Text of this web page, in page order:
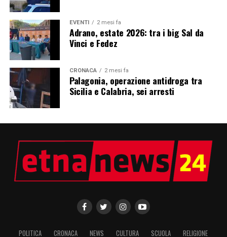
EVENTI 2 mesi fa
Adrano, estate 2026: tra i big Sal da
Vinci e Fedez
CRONACA 2 mesi fa
Palagonia, operazione antidroga tra
Sicilia e Calabria, sei arresti
POLITICA CRONACA NEWS CULTURA SCUOLA RELIGIONE